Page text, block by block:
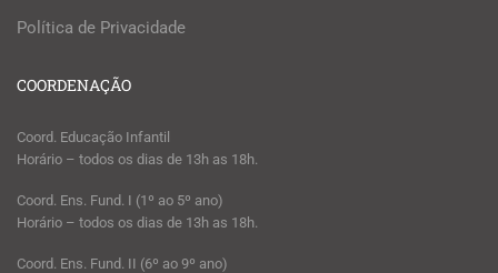
Política de Privacidade
COORDENAÇÃO
Coord. Educação Infantil
Horário – todos os dias de 13h as 18h.
Coord. Ens. Fund. I (1º ao 5º ano)
Horário – todos os dias de 13h as 18h.
Coord. Ens. Fund. II (6º ao 9º ano)